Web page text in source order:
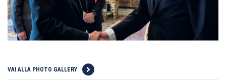
VAI ALLA PHOTO GALLERY